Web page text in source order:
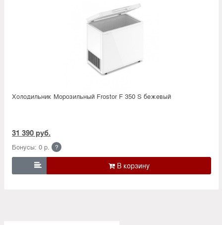
Холодильник Морозильный Frostor F 350 S бежевый
31 390 руб.
Бонусы: 0 р. ?
